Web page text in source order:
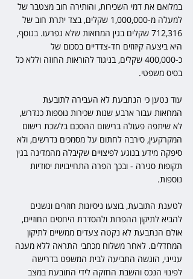
במלואם את דמי השכירות, והותירה חוב מצטבר של
למעלה מ-1,000,000 שקלים, בצד יתרת חוב של
712,316 שקלים בגין המחאות שלא נפרעו. בנוסף,
היא ביצעה קיזוזים חד-צדדיים בסכום של
כ-400,000 שקלים, בניגוד להוראות החוזה וללא כל
בסיס משפטי.
עוד נטען כי הנתבעת לא העבירה לתובעת
המחאות עבור ארבע שנות שכירות נוספות כנדרש,
לא שיתפה פעולה ברישום ההסכם בלשכת רישום
המקרקעין, סירבה לחתום על מסמכים נדרשים, ולא
סיפקה מידע בנוגע לפיצויים שקיבלה מהמדינה בגין
תקופות סגירה - ובכך הפרה התחייבויות יסודיות
נוספות.
לטענת התובעת, בוצעו ניסיונות חוזרים ונשנים
להביא לתיקון ההפרות ולהסדרת היחסים החוזיים,
אולם הנתבעת לא נקטה צעדים ממשיים לתיקון
המחדלים. לאחר משלוח מכתבי התראה ללא מענה
ענייני, הוגשה התביעה לבית המשפט בדרישה
לפינוי הנכס והשבת החזקה לידי התובעת במצב